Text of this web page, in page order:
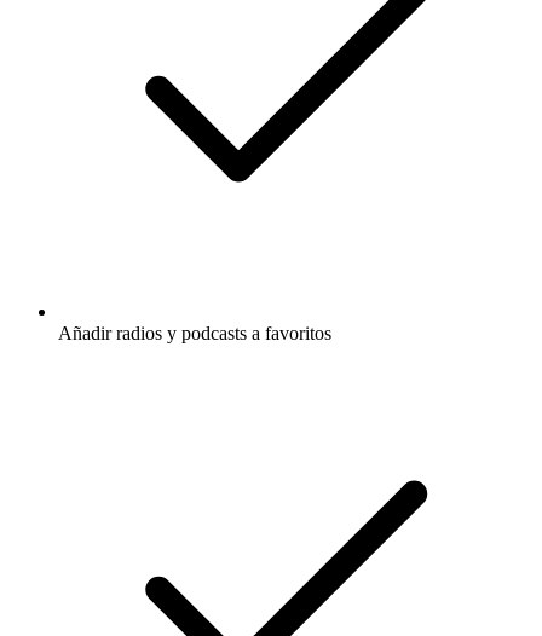
Añadir radios y podcasts a favoritos